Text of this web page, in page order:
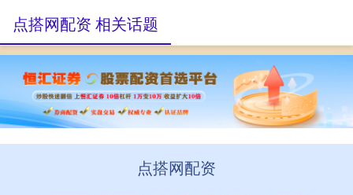
点搭网配资
点搭网配资 相关话题